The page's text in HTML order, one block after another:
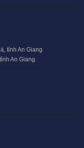
tỉnh An Giang
An Giang